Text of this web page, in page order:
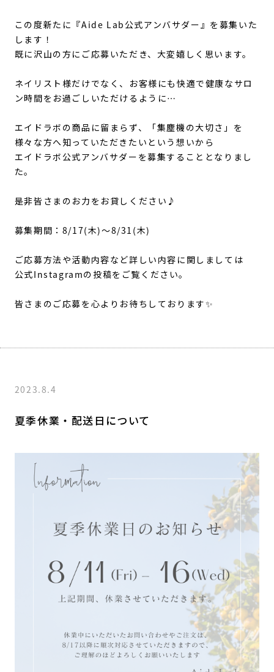
この度新たに『Aide Lab公式アンバサダー』を募集いた
します！
既に沢山の方にご応募いただき、大変嬉しく思います。
ネイリスト様だけでなく、お客様にも快適で健康なサロ
ン時間をお過ごしいただけるように…
エイドラボの商品に留まらず、「集塵機の大切さ」を
様々な方へ知っていただきたいという想いから
エイドラボ公式アンバサダーを募集することとなりまし
た。
是非皆さまのお力をお貸しください♪
募集期間：8/17(木)～8/31(木)
ご応募方法や活動内容など詳しい内容に関しましては
公式Instagramの投稿をご覧ください。
皆さまのご応募を心よりお待ちしております✨
2023.8.4
夏季休業・配送日について